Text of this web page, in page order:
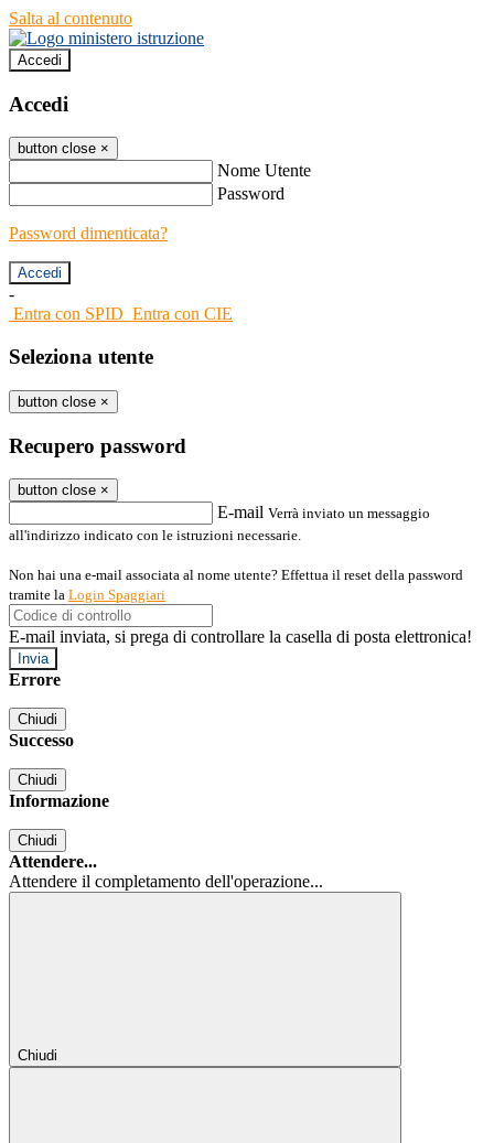
Salta al contenuto
Accedi
Accedi
button close ×
Nome Utente
Password
Password dimenticata?
-
Entra con SPID Entra con CIE
Seleziona utente
button close ×
Recupero password
button close ×
E-mail Verrà inviato un messaggio
all'indirizzo indicato con le istruzioni necessarie.
Non hai una e-mail associata al nome utente? Effettua il reset della password
tramite la Login Spaggiari
E-mail inviata, si prega di controllare la casella di posta elettronica!
Errore
Chiudi
Successo
Chiudi
Informazione
Chiudi
Attendere...
Attendere il completamento dell'operazione...
Chiudi